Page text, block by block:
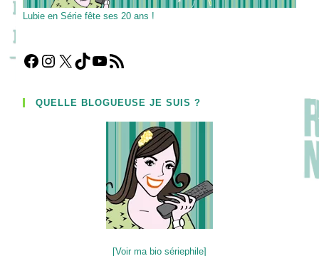
Lubie en Série fête ses 20 ans !
Facebook
Instagram
X TikTokYouTube
Flux RSS
QUELLE BLOGUEUSE JE SUIS ?
[Voir ma bio sériephile]